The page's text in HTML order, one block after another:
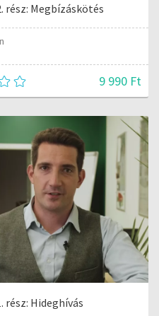
Megbízáskötés
9 990 Ft
Hideghívás